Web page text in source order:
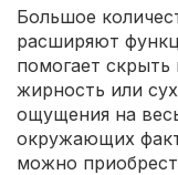
Большое
расширяют
помогает
жирность или
ощущения на
окружающих
можно